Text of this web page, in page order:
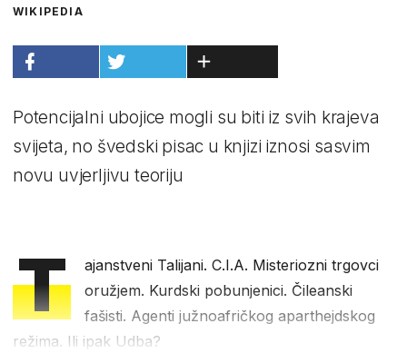
WIKIPEDIA
Potencijalni ubojice mogli su biti iz svih krajeva
svijeta, no švedski pisac u knjizi iznosi sasvim
novu uvjerljivu teoriju
T
ajanstveni Talijani. C.I.A. Misteriozni trgovci
oružjem. Kurdski pobunjenici. Čileanski
fašisti. Agenti južnoafričkog aparthejdskog
režima. Ili ipak Udba?